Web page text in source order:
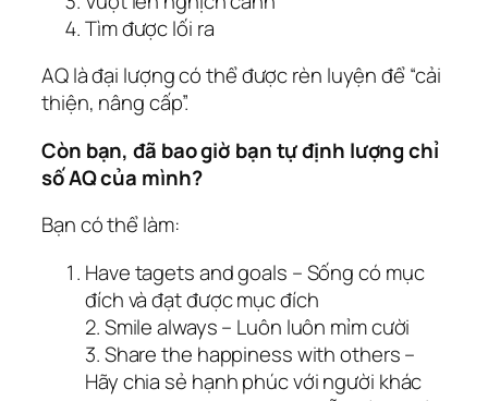
Tìm được lối ra
AQ là đại lượng có thể được rèn luyện để “cải
thiện, nâng cấp”.
Còn bạn, đã bao giờ bạn tự định lượng chỉ
số AQ của mình?
Bạn có thể làm:
Have tagets and goals – Sống có mục
đích và đạt được mục đích
2. Smile always – Luôn luôn mỉm cười
3. Share the happiness with others –
Hãy chia sẻ hạnh phúc với người khác